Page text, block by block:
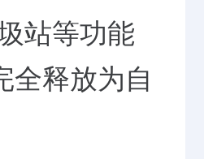
站等功能
全释放为自